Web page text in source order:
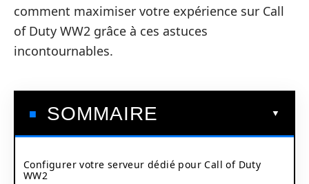
comment maximiser votre expérience sur Call
of Duty WW2 grâce à ces astuces
incontournables.
SOMMAIRE
Configurer votre serveur dédié pour Call of Duty
WW2